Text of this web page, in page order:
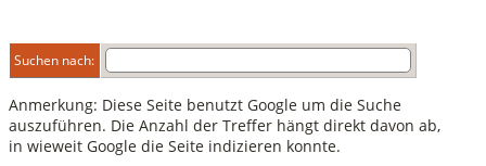
Suchen nach:
Anmerkung: Diese Seite benutzt Google um die Suche
auszuführen. Die Anzahl der Treffer hängt direkt davon ab,
in wieweit Google die Seite indizieren konnte.